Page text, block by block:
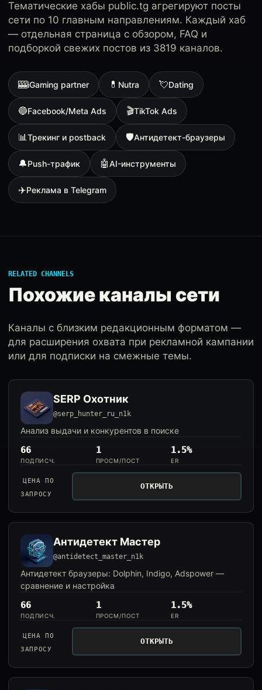
Тематические хабы public.tg агрегируют посты
сети по 10 главным направлениям. Каждый хаб
— отдельная страница с обзором, FAQ и
подборкой свежих постов из 3819 каналов.
🎰iGaming partner 💊 Nutra 💘Dating
🔵Facebook/Meta Ads 🎬TikTok Ads
📊Трекинг и postback 🛡Антидетект-браузеры
🔔Push-трафик 🤖AI-инструменты
✈️Реклама в Telegram
RELATED CHANNELS
Похожие каналы сети
Каналы с близким редакционным форматом —
для расширения охвата при рекламной кампании
или для подписки на смежные темы.
SERP Охотник
@serp_hunter_ru_n1k
Анализ выдачи и конкурентов в поиске
66
ПОДПИСЧ.
1
ПРОСМ/ПОСТ
1.5%
ER
ЦЕНА ПО
ЗАПРОСУ
ОТКРЫТЬ
Антидетект Мастер
@antidetect_master_n1k
Антидетект браузеры: Dolphin, Indigo, Adspower —
сравнение и настройка
66
ПОДПИСЧ.
1
ПРОСМ/ПОСТ
1.5%
ER
ЦЕНА ПО
ЗАПРОСУ
ОТКРЫТЬ